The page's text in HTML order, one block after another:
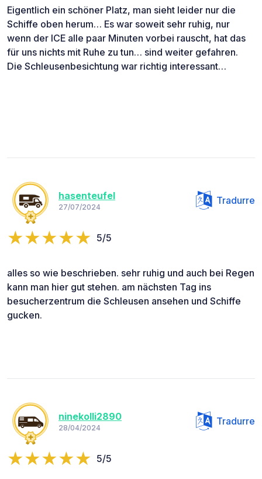
Eigentlich ein schöner Platz, man sieht leider nur die
Schiffe oben herum… Es war soweit sehr ruhig, nur
wenn der ICE alle paar Minuten vorbei rauscht, hat das
für uns nichts mit Ruhe zu tun… sind weiter gefahren.
Die Schleusenbesichtung war richtig interessant…
hasenteufel
27/07/2024
Tradurre
5/5
alles so wie beschrieben. sehr ruhig und auch bei Regen
kann man hier gut stehen. am nächsten Tag ins
besucherzentrum die Schleusen ansehen und Schiffe
gucken.
ninekolli2890
28/04/2024
Tradurre
5/5